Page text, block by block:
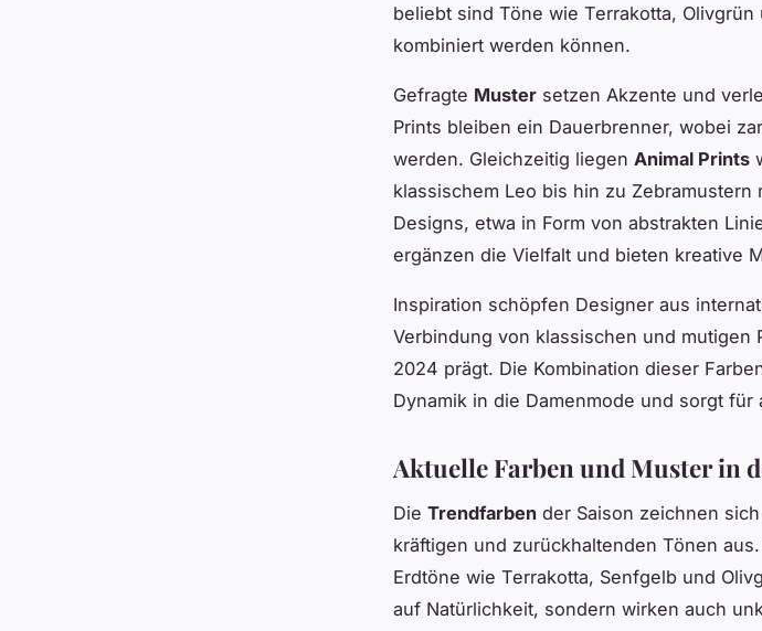
beliebt sind Töne wie Terrakotta,
kombiniert werden können.
Gefragte Muster setzen Akzente und
Prints bleiben ein Dauerbrenner, wobei
werden. Gleichzeitig liegen Animal Prints
klassischem Leo bis hin zu
Designs, etwa in Form von abstrakten
ergänzen die Vielfalt und bieten kreative
Inspiration schöpfen Designer aus
Verbindung von klassischen und mutigen
2024 prägt. Die Kombination dieser
Dynamik in die Damenmode und sorgt
Aktuelle Farben und Muster in
Die Trendfarben der Saison zeichnen
kräftigen und zurückhaltenden Tönen
Erdtöne wie Terrakotta, Senfgelb und
auf Natürlichkeit, sondern wirken auch